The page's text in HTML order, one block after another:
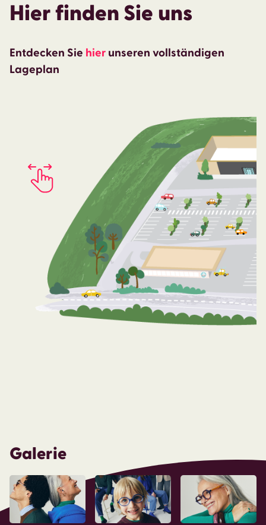
Hier finden Sie uns
Entdecken Sie hier unseren vollständigen
Lageplan
Galerie